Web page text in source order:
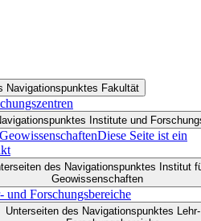
Navigationspunktes Fakultät
Institute und
Diese Seite ist ein
des Navigationspunktes Institut
Geowissenschaften
und Forschungsbereiche
Unterseiten des Navigationspunktes